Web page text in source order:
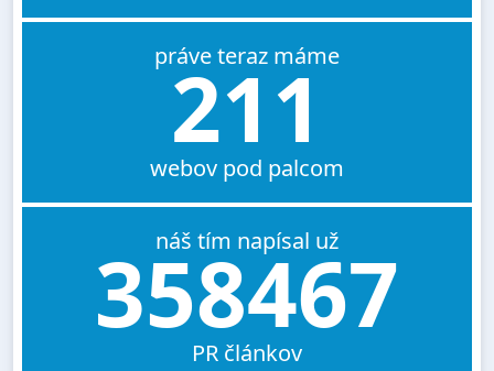
práve teraz máme
211
webov pod palcom
náš tím napísal už
358467
PR článkov